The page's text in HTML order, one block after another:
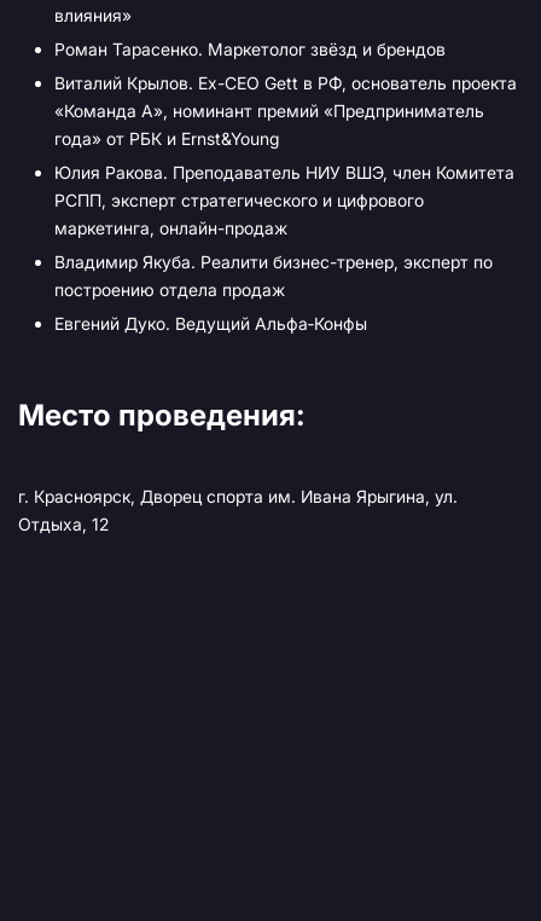
влияния»
Роман Тарасенко. Маркетолог звёзд и брендов
Виталий Крылов. Ex-CEO Gett в РФ, основатель проекта
«Команда А», номинант премий «Предприниматель
года» от РБК и Ernst&Young
Юлия Ракова. Преподаватель НИУ ВШЭ, член Комитета
РСПП, эксперт стратегического и цифрового
маркетинга, онлайн-продаж
Владимир Якуба. Реалити бизнес-тренер, эксперт по
построению отдела продаж
Евгений Дуко. Ведущий Альфа‑Конфы
Место проведения:
г. Красноярск, Дворец спорта им. Ивана Ярыгина, ул.
Отдыха, 12